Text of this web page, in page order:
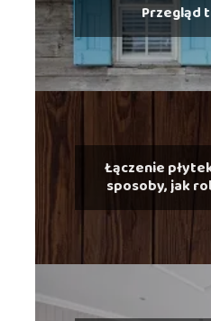
Przegląd
Łączenie
sposoby, jak